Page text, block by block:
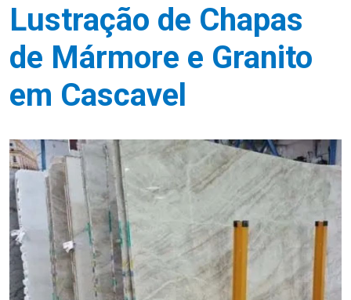
Lustração de Chapas
de Mármore e Granito
em Cascavel